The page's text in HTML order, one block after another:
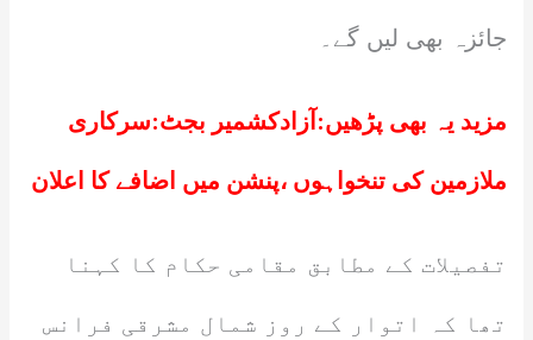
جائزہ بھی لیں گے۔
مزید یہ بھی پڑھیں: آزادکشمیر بجٹ:سرکاری
ملازمین کی تنخواہوں ،پنشن میں اضافے کا اعلان
تفصیلات کے مطابق مقامی حکام کا کہنا
تھا کہ اتوار کے روز شمال مشرقی فرانس